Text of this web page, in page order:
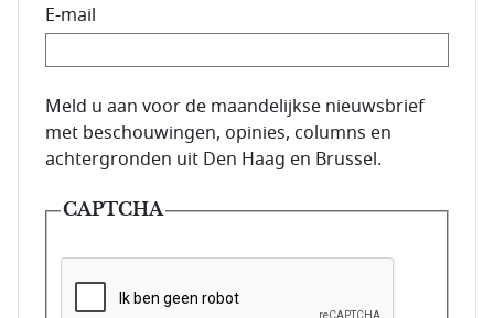
E-mail
E-mailadres van de abonnee.
Meld u aan voor de maandelijkse nieuwsbrief
met beschouwingen, opinies, columns en
achtergronden uit Den Haag en Brussel.
CAPTCHA